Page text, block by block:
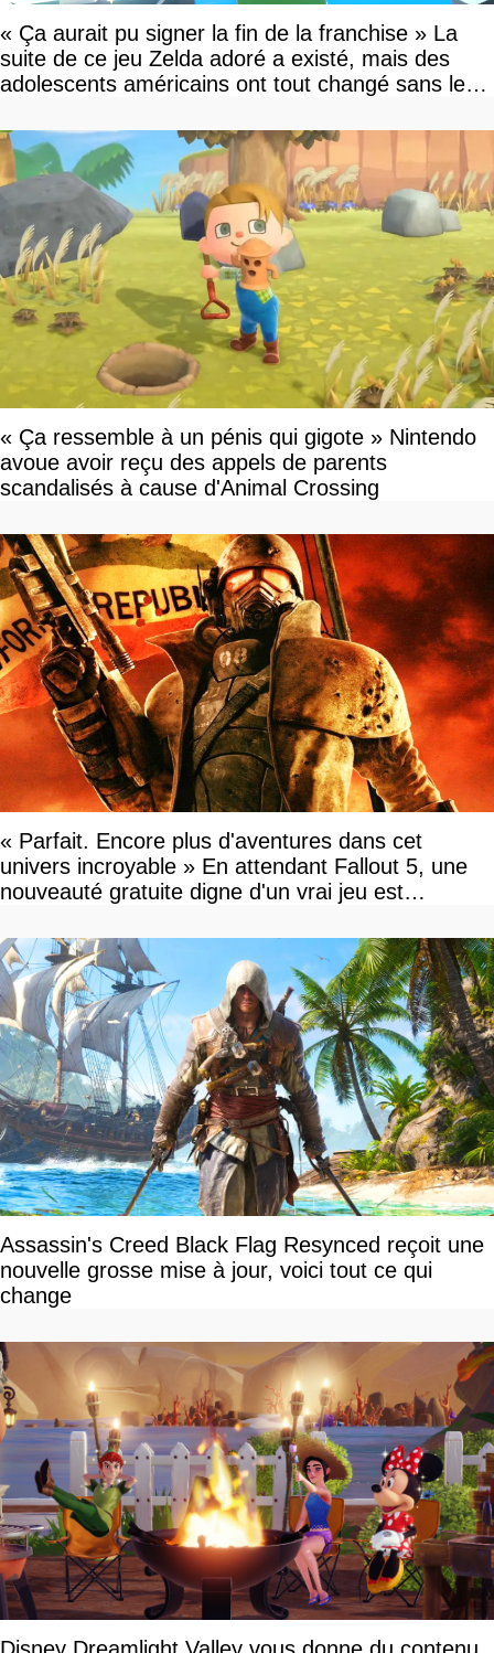
« Ça aurait pu signer la fin de la franchise » La
suite de ce jeu Zelda adoré a existé, mais des
adolescents américains ont tout changé sans le
« Ça ressemble à un pénis qui gigote » Nintendo
avoue avoir reçu des appels de parents
scandalisés à cause d'Animal Crossing
« Parfait. Encore plus d'aventures dans cet
univers incroyable » En attendant Fallout 5, une
nouveauté gratuite digne d'un vrai jeu est
Assassin's Creed Black Flag Resynced reçoit une
nouvelle grosse mise à jour, voici tout ce qui
change
Disney Dreamlight Valley vous donne du contenu